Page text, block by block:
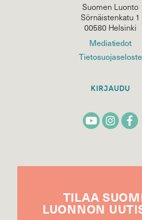
Suomen Luonto
Sörnäistenkatu 1
00580 Helsinki
Mediatiedot
Tietosuojaseloste
KIRJAUDU
TILAA
LUONNON